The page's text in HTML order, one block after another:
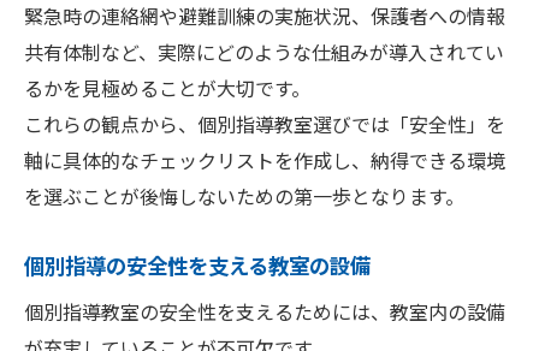
緊急時の連絡網や避難訓練の実施状況、保護者への情報
共有体制など、実際にどのような仕組みが導入されてい
るかを見極めることが大切です。
これらの観点から、個別指導教室選びでは「安全性」を
軸に具体的なチェックリストを作成し、納得できる環境
を選ぶことが後悔しないための第一歩となります。
個別指導の安全性を支える教室の設備
個別指導教室の安全性を支えるためには、教室内の設備